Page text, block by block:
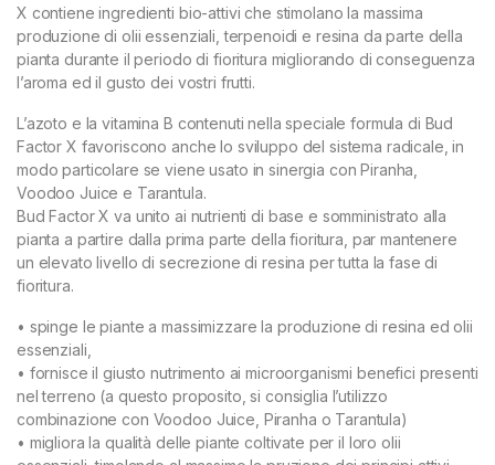
X contiene ingredienti bio-attivi che stimolano la massima
produzione di olii essenziali, terpenoidi e resina da parte della
pianta durante il periodo di fioritura migliorando di conseguenza
l’aroma ed il gusto dei vostri frutti.
L’azoto e la vitamina B contenuti nella speciale formula di Bud
Factor X favoriscono anche lo sviluppo del sistema radicale, in
modo particolare se viene usato in sinergia con Piranha,
Voodoo Juice e Tarantula.
Bud Factor X va unito ai nutrienti di base e somministrato alla
pianta a partire dalla prima parte della fioritura, par mantenere
un elevato livello di secrezione di resina per tutta la fase di
fioritura.
• spinge le piante a massimizzare la produzione di resina ed olii
essenziali,
• fornisce il giusto nutrimento ai microorganismi benefici presenti
nel terreno (a questo proposito, si consiglia l’utilizzo
combinazione con Voodoo Juice, Piranha o Tarantula)
• migliora la qualità delle piante coltivate per il loro olii